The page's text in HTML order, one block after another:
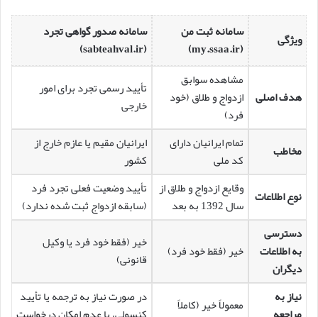
ویژگی
سامانه ثبت من
(my.ssaa.ir)
سامانه صدور گواهی تجرد
(sabteahval.ir)
هدف اصلی
مشاهده سوابق
ازدواج و طلاق (خود
فرد)
تأیید رسمی تجرد برای امور
خارجی
مخاطب
تمام ایرانیان دارای
کد ملی
ایرانیان مقیم یا عازم خارج از
کشور
نوع اطلاعات وقایع ازدواج و طلاق از
سال 1392 به بعد
تأیید وضعیت فعلی تجرد فرد
(سابقه ازدواج ثبت شده ندارد)
دسترسی
به اطلاعات
دیگران
خیر (فقط خود فرد)
خیر (فقط خود فرد یا وکیل
قانونی)
نیاز به
معمولاً خیر (کاملاً
در صورت نیاز به ترجمه یا تأیید